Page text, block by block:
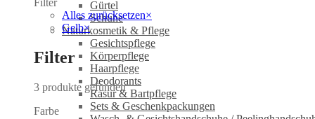
Gürtel
Schuhe
Naturkosmetik & Pflege
Gesichtspflege
Körperpflege
Haarpflege
Deodorants
Rasur & Bartpflege
Sets & Geschenkpackungen
Alles zurücksetzen×
Gelb×
Filter
3 produkte gefunden
Farbe